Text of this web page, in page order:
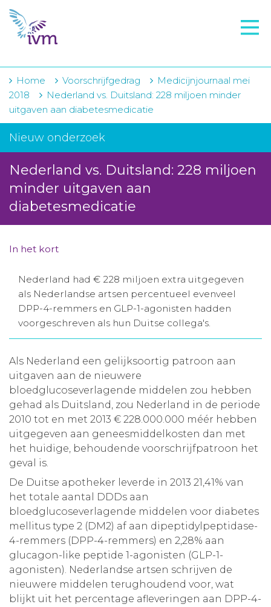
VMI
FTO voorbereiding
IVM-academie
Zorginstellingen
Projecten
Over IVM
Actueel
Aanmelden nieuwsbrief
Inloggen
Toegang leeromgeving
Home Voorschrijfgedrag
Medicijnjournaal mei
2018
Nederland vs. Duitsland: 228 miljoen minder
uitgaven aan diabetesmedicatie
Nieuw onderzoek
Nederland vs. Duitsland: 228 miljoen
minder uitgaven aan
diabetesmedicatie
In het kort
Nederland had € 228 miljoen extra uitgegeven
als Nederlandse artsen percentueel evenveel
DPP-4-remmers en GLP-1-agonisten hadden
voorgeschreven als hun Duitse collega's.
Als Nederland een gelijksoortig patroon aan
uitgaven aan de nieuwere
bloedglucoseverlagende middelen zou hebben
gehad als Duitsland, zou Nederland in de periode
2010 tot en met 2013 € 228.000.000 méér hebben
uitgegeven aan geneesmiddelkosten dan met
het huidige, behoudende voorschrijfpatroon het
geval is.
De Duitse apotheker leverde in 2013 21,41% van
het totale aantal DDDs aan
bloedglucoseverlagende middelen voor diabetes
mellitus type 2 (DM2) af aan dipeptidylpeptidase-
4-remmers (DPP-4-remmers) en 2,28% aan
glucagon-like peptide 1-agonisten (GLP-1-
agonisten). Nederlandse artsen schrijven de
nieuwere middelen terughoudend voor, wat
blijkt uit het percentage afleveringen aan DPP-4-